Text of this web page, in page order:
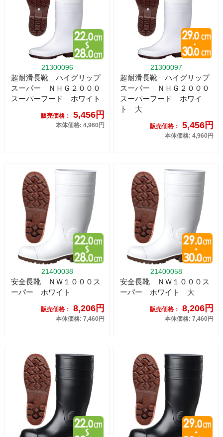
21300096
超耐滑長靴 ハイグリップ
スーパー ＮＨＧ２０００
スーパーフード ホワイト
販売価格： 5,456円
本体価格: 4,960円
21300097
超耐滑長靴 ハイグリップ
スーパー ＮＨＧ２０００
スーパーフード ホワイ
ト 大
販売価格： 5,456円
本体価格: 4,960円
21400038
安全長靴 ＮＷ１０００ス
ーパー ホワイト
販売価格： 8,206円
本体価格: 7,460円
21400058
安全長靴 ＮＷ１０００ス
ーパー ホワイト 大
販売価格： 8,206円
本体価格: 7,460円